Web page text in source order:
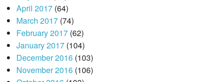
April 2017(64)
March 2017(74)
February 2017(62)
January 2017(104)
December 2016(103)
November 2016(106)